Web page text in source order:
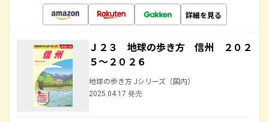
詳細を見る
Ｊ２３ 地球の歩き方 信州 ２０２
５～２０２６
地球の歩き方 Jシリーズ（国内）
2025.04.17 発売